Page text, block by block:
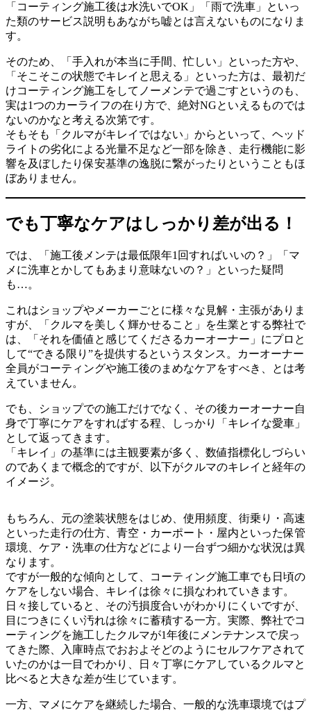
「コーティング施工後は水洗いでOK」「雨で洗車」といっ
た類のサービス説明もあながち嘘とは言えないものになりま
す。
そのため、「手入れが本当に手間、忙しい」といった方や、
「そこそこの状態でキレイと思える」といった方は、最初だ
けコーティング施工をしてノーメンテで過ごすというのも、
実は1つのカーライフの在り方で、絶対NGといえるものでは
ないのかなと考える次第です。
そもそも「クルマがキレイではない」からといって、ヘッド
ライトの劣化による光量不足など一部を除き、走行機能に影
響を及ぼしたり保安基準の逸脱に繋がったりということもほ
ぼありません。
でも丁寧なケアはしっかり差が出る！
では、「施工後メンテは最低限年1回すればいいの？」「マ
メに洗車とかしてもあまり意味ないの？」といった疑問
も…。
これはショップやメーカーごとに様々な見解・主張がありま
すが、「クルマを美しく輝かせること」を生業とする弊社で
は、「それを価値と感じてくださるカーオーナー」にプロと
して“できる限り”を提供するというスタンス。カーオーナー
全員がコーティングや施工後のまめなケアをすべき、とは考
えていません。
でも、ショップでの施工だけでなく、その後カーオーナー自
身で丁寧にケアをすればする程、しっかり「キレイな愛車」
として返ってきます。
「キレイ」の基準には主観要素が多く、数値指標化しづらい
のであくまで概念的ですが、以下がクルマのキレイと経年の
イメージ。
もちろん、元の塗装状態をはじめ、使用頻度、街乗り・高速
といった走行の仕方、青空・カーポート・屋内といった保管
環境、ケア・洗車の仕方などにより一台ずつ細かな状況は異
なります。
ですが一般的な傾向として、コーティング施工車でも日頃の
ケアをしない場合、キレイは徐々に損なわれていきます。
日々接していると、その汚損度合いがわかりにくいですが、
目につきにくい汚れは徐々に蓄積する一方。実際、弊社でコ
ーティングを施工したクルマが1年後にメンテナンスで戻っ
てきた際、入庫時点でおおよそどのようにセルフケアされて
いたのかは一目でわかり、日々丁寧にケアしているクルマと
比べると大きな差が生じています。
一方、マメにケアを継続した場合、一般的な洗車環境ではプ